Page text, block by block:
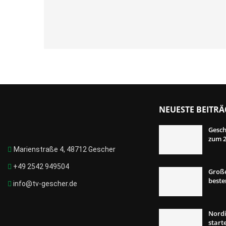
Marienstraße 4, 48712 Gescher
+49 2542 949504
info@tv-gescher.de
NEUESTE
zum